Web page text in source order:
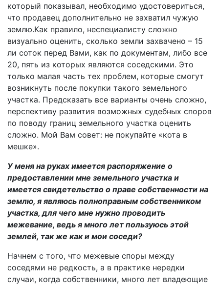
который показывал, необходимо удостовериться,
что продавец дополнительно не захватил чужую
землю.Как правило, неспециалисту сложно
визуально оценить, сколько земли захвачено – 15
ли соток перед Вами, как по документам, либо все
20, пять из которых являются соседскими. Это
только малая часть тех проблем, которые смогут
возникнуть после покупки такого земельного
участка. Предсказать все варианты очень сложно,
перспективу развития возможных судебных споров
по поводу границ земельного участка оценить
сложно. Мой Вам совет: не покупайте «кота в
мешке».
У меня на руках имеется распоряжение о
предоставлении мне земельного участка и
имеется свидетельство о праве собственности на
землю, я являюсь полноправным собственником
участка, для чего мне нужно проводить
межевание, ведь я много лет пользуюсь этой
землей, так же как и мои соседи?
Начнем с того, что межевые споры между
соседями не редкость, а в практике нередки
случаи, когда собственники, много лет владеющие